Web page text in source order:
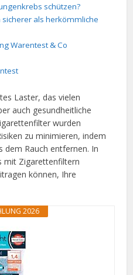
schützen?
als herkömmliche
Warentest & Co
Laster, das vielen
auch gesundheitliche
wurden
zu minimieren, indem
dem Rauch entfernen. In
mit Zigarettenfiltern
können, Ihre
2026